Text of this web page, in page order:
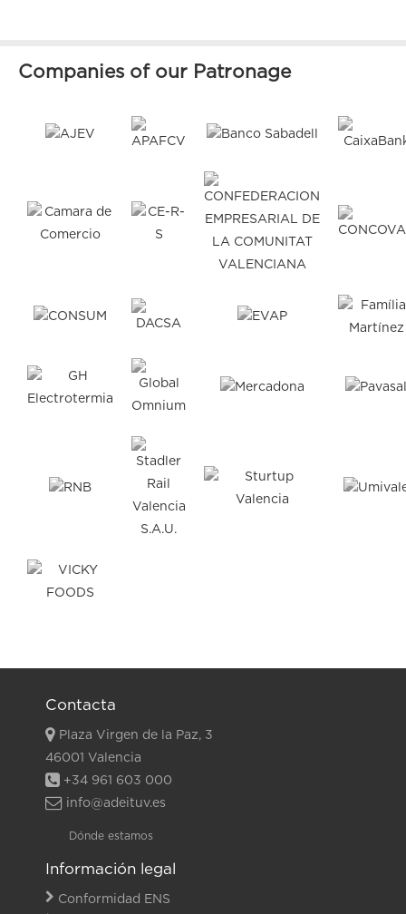
Companies of our Patronage
Contacta
Plaza Virgen de la Paz, 3
46001 Valencia
+34 961 603 000
info@adeituv.es
Dónde estamos
Información legal
Conformidad ENS